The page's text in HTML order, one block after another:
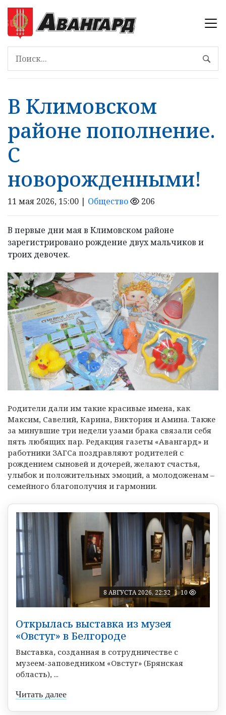
В Климовском
районе пополнение.
С
новорожденными!
11 мая 2026, 15:00 | Общество 206
В первые дни мая в Климовском районе
зарегистрировано рождение двух мальчиков и
троих девочек.
Родители дали им такие красивые имена, как
Максим, Савелий, Карина, Виктория и Амина. Также
за минувшие три недели узами брака связали себя
пять любящих пар. Редакция газеты «Авангард» и
работники ЗАГСа поздравляют родителей с
рождением сыновей и дочерей, желают счастья,
улыбок и положительных эмоций, а молодоженам –
семейного благополучия и гармонии.
8 АВГУСТА 2026, 22:32 10
Открылась выставка из музея
«Овстуг» в Белгороде
Выставка, созданная в сотрудничестве с
музеем-заповедником «Овстуг» (Брянская
область), ...
Читать далее